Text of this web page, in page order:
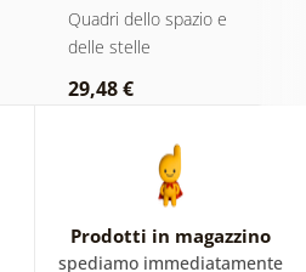
Quadri dello spazio e
delle stelle
29,48 €
Prodotti in magazzino
spediamo immediatamente